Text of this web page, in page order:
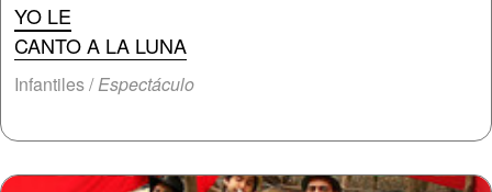
YO LE
CANTO A LA LUNA
Infantiles /Espectáculo